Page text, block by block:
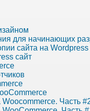
для начинающих
сайта на Wordpress
сайт
Часть